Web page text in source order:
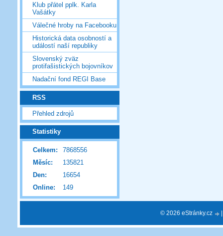
Klub přátel pplk. Karla
Vašátky
Válečné hroby na Facebooku
Historická data osobností a
událostí naší republiky
Slovenský zväz
protifašistických bojovníkov
Nadační fond REGI Base
RSS
Přehled zdrojů
Statistiky
Online: 149
Celkem:
7868556
Měsíc:
135821
Den:
16654
© 2026 eStránky.cz